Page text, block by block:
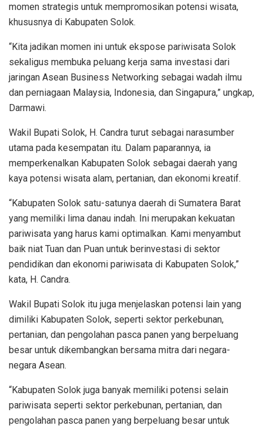
momen strategis untuk mempromosikan potensi wisata,
khususnya di Kabupaten Solok.
“Kita jadikan momen ini untuk ekspose pariwisata Solok
sekaligus membuka peluang kerja sama investasi dari
jaringan Asean Business Networking sebagai wadah ilmu
dan perniagaan Malaysia, Indonesia, dan Singapura,” ungkap,
Darmawi.
Wakil Bupati Solok, H. Candra turut sebagai narasumber
utama pada kesempatan itu. Dalam paparannya, ia
memperkenalkan Kabupaten Solok sebagai daerah yang
kaya potensi wisata alam, pertanian, dan ekonomi kreatif.
“Kabupaten Solok satu-satunya daerah di Sumatera Barat
yang memiliki lima danau indah. Ini merupakan kekuatan
pariwisata yang harus kami optimalkan. Kami menyambut
baik niat Tuan dan Puan untuk berinvestasi di sektor
pendidikan dan ekonomi pariwisata di Kabupaten Solok,”
kata, H. Candra.
Wakil Bupati Solok itu juga menjelaskan potensi lain yang
dimiliki Kabupaten Solok, seperti sektor perkebunan,
pertanian, dan pengolahan pasca panen yang berpeluang
besar untuk dikembangkan bersama mitra dari negara-
negara Asean.
“Kabupaten Solok juga banyak memiliki potensi selain
pariwisata seperti sektor perkebunan, pertanian, dan
pengolahan pasca panen yang berpeluang besar untuk